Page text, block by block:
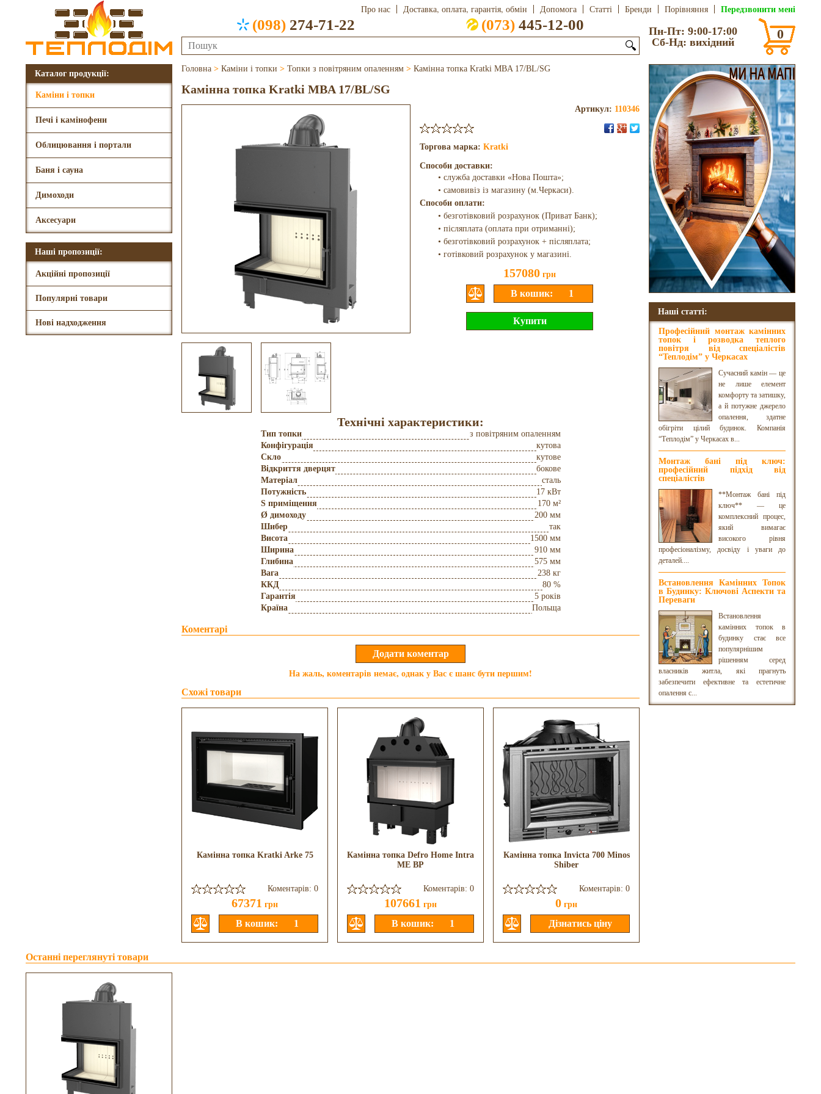
Про нас Доставка, оплата, гарантія, обмін Допомога Статті Бренди Порівняння Передзвонити мені
(098) 274-71-22 (073) 445-12-00
🔍
Пн-Пт: 9:00-17:00
Сб-Нд: вихідний
0
Каталог продукції:
Каміни і топки
Печі і камінофени
Облицювання і портали
Баня і сауна
Димоходи
Аксесуари
Наші пропозиції:
Акційні пропозиції
Популярні товари
Нові надходження
Наші статті:
Професійний монтаж камінних
топок і розводка теплого
повітря від спеціалістів
“Теплодім” у Черкасах
Сучасний камін — це
не лише елемент
комфорту та затишку,
а й потужне джерело
опалення, здатне
обігріти цілий будинок. Компанія
“Теплодім” у Черкасах в...
Монтаж бані під ключ:
професійний підхід від
спеціалістів
**Монтаж бані під
ключ** — це
комплексний процес,
який вимагає
високого рівня
професіоналізму, досвіду і уваги до
деталей....
Встановлення Камінних Топок
в Будинку: Ключові Аспекти та
Переваги
Встановлення
камінних топок в
будинку стає все
популярнішим
рішенням серед
власників житла, які прагнуть
забезпечити ефективне та естетичне
опалення с...
Головна > Каміни і топки > Топки з повітряним опаленням > Камінна топка Kratki MBA 17/BL/SG
Камінна топка Kratki MBA 17/BL/SG
Артикул: 110346
Торгова марка: Kratki
Способи доставки:
• служба доставки «Нова Пошта»;
• самовивіз із магазину (м.Черкаси).
Способи оплати:
• безготівковий розрахунок (Приват Банк);
• післяплата (оплата при отриманні);
• безготівковий розрахунок + післяплата;
• готівковий розрахунок у магазині.
157080 грн
Технічні характеристики:
Тип топки
з повітряним опаленням
Конфігурація
кутова
Скло
кутове
Відкриття дверцят
бокове
Матеріал
сталь
Потужність
17 кВт
S приміщення
170 м²
Ø димоходу
200 мм
Шибер
так
Висота
1500 мм
Ширина
910 мм
Глибина
575 мм
Вага
238 кг
ККД
80 %
Гарантія
5 років
Країна
Польща
Коментарі
На жаль, коментарів немає, однак у Вас є шанс бути першим!
Схожі товари
Камінна топка Kratki Arke 75
Коментарів: 0
67371 грн
Камінна топка Defro Home Intra
ME BP
Коментарів: 0
107661 грн
Камінна топка Invicta 700 Minos
Shiber
Коментарів: 0
0 грн
Останні переглянуті товари